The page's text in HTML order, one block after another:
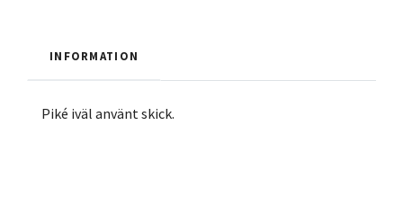
INFORMATION
Piké iväl använt skick.